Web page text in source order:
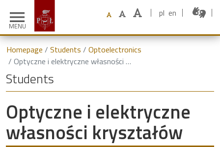
menu
MENU
pl en
Homepage Students
Optoelectronics
Optyczne i elektryczne własności kryształów
Students
Optyczne i elektryczne
własności kryształów